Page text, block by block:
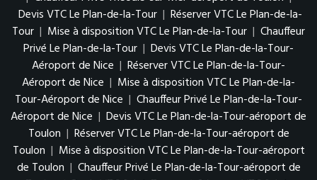
Devis VTC Le Plan-de-la-Tour | Réserver VTC Le Plan-de-la-
Tour | Mise à disposition VTC Le Plan-de-la-Tour | Chauffeur
Privé Le Plan-de-la-Tour | Devis VTC Le Plan-de-la-Tour-
Aéroport de Nice | Réserver VTC Le Plan-de-la-Tour-
Aéroport de Nice | Mise à disposition VTC Le Plan-de-la-
Tour-Aéroport de Nice | Chauffeur Privé Le Plan-de-la-Tour-
Aéroport de Nice | Devis VTC Le Plan-de-la-Tour-aéroport de
Toulon | Réserver VTC Le Plan-de-la-Tour-aéroport de
Toulon | Mise à disposition VTC Le Plan-de-la-Tour-aéroport
de Toulon | Chauffeur Privé Le Plan-de-la-Tour-aéroport de